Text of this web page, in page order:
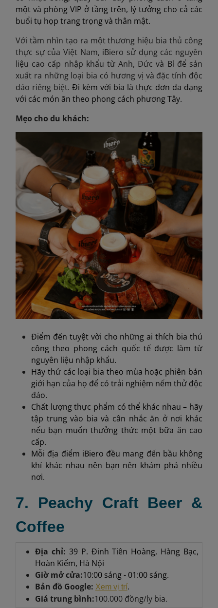
một và phòng VIP ở tầng trên, lý tưởng cho cả các
buổi tụ họp trang trọng và thân mật.
Với tầm nhìn tạo ra một thương hiệu bia thủ công
thực sự của Việt Nam, iBiero sử dụng các nguyên
liệu cao cấp nhập khẩu từ Anh, Đức và Bỉ để sản
xuất ra những loại bia có hương vị và đặc tính độc
đáo riêng biệt. Đi kèm với bia là thực đơn đa dạng
với các món ăn theo phong cách phương Tây.
Mẹo cho du khách:
Điểm đến tuyệt vời cho những ai thích bia thủ
công theo phong cách quốc tế được làm từ
nguyên liệu nhập khẩu.
Hãy thử các loại bia theo mùa hoặc phiên bản
giới hạn của họ để có trải nghiệm nếm thử độc
đáo.
Chất lượng thực phẩm có thể khác nhau – hãy
tập trung vào bia và cân nhắc ăn ở nơi khác
nếu bạn muốn thưởng thức một bữa ăn cao
cấp.
Mỗi địa điểm iBiero đều mang đến bầu không
khí khác nhau nên bạn nên khám phá nhiều
nơi.
7. Peachy Craft Beer &
Coffee
Địa chỉ: 39 P. Đinh Tiên Hoàng, Hàng Bạc,
Hoàn Kiếm, Hà Nội
Giờ mở cửa:10:00 sáng - 01:00 sáng.
Bản đồ Google: Xem vị trí.
Giá trung bình:100.000 đồng/ly bia.